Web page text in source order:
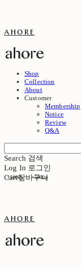
ahore
Shop
Collection
About
Customer
Membership
Notice
Review
Q&A
Search 검색
Log In
+5000p
로그인
+5000p
Cart장바구니
ahore